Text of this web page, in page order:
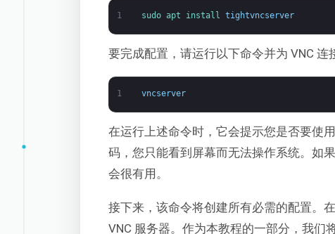
1 sudo apt install tightvncserver
要完成配置，请运行以下命令并为 VNC 连
1 vncserver
在运行上述命令时，它会提示您是否要使
码，您只能看到屏幕而无法操作系统。如
会很有用。
接下来，该命令将创建所有必需的配置。
VNC 服务器。作为本教程的一部分，我们